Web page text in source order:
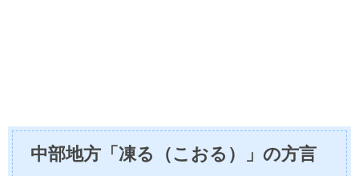
中部地方「凍る（こおる）」の方言